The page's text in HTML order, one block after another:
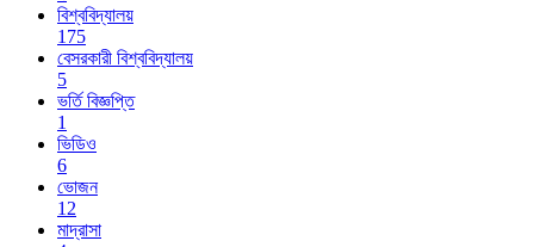
বিশ্ববিদ্যালয়
175
বেসরকারী বিশ্ববিদ্যালয়
5
ভর্তি বিজ্ঞপ্তি
1
ভিডিও
6
ভোজন
12
মাদ্রাসা